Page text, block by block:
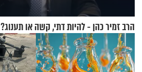
הרב זמיר כהן - להיות דתי, קשה או תענוג?